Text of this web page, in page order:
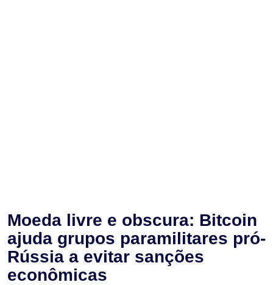
Moeda livre e obscura: Bitcoin
ajuda grupos paramilitares pró-
Rússia a evitar sanções
econômicas